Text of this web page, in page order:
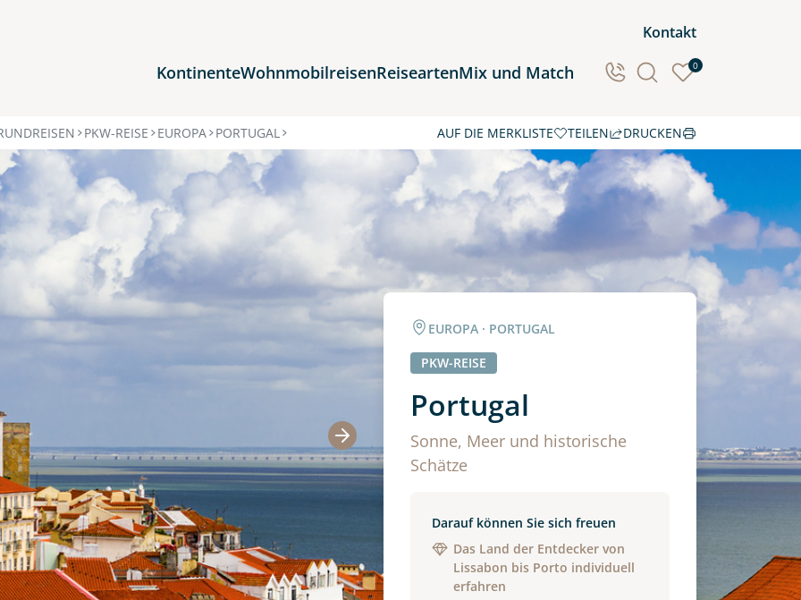
Kontakt
KontinenteWohnmobilreisenReiseartenMix und Match 0
Reiseziele
Afrika
Asien
Europa
Nordamerika
Ozeanien
Südamerika
PKW-REISE EUROPA PORTUGAL AUF DIE MERKLISTE TEILEN DRUCKEN
EUROPA · PORTUGAL
PKW-REISE
Portugal
Sonne, Meer und historische
Schätze
Darauf können Sie sich freuen
Das Land der Entdecker von
Lissabon bis Porto individuell
erfahren